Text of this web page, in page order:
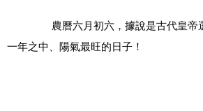
一年之中、陽氣最旺的日子！